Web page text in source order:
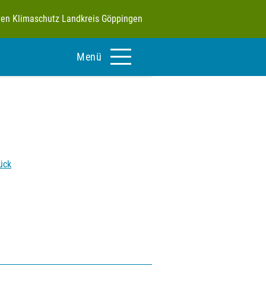
Klimaschutz Landkreis Göppingen
Menü